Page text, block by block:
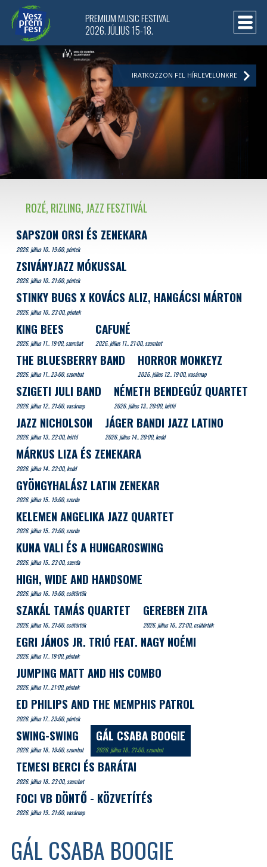
GÁL CSABA BOOGIE
ROZÉ, RIZLING, JAZZ FESZTIVÁL
SAPSZON ORSI ÉS ZENEKARA
2026. július 10.. 19:00, péntek
ZSIVÁNYJAZZ MÓKUSSAL
2026. július 10.. 21:00, péntek
STINKY BUGS X KOVÁCS ALIZ, HANGÁCSI MÁRTON
2026. július 10.. 23:00, péntek
KING BEES
2026. július 11.. 19:00, szombat
CAFUNÉ
2026. július 11.. 21:00, szombat
THE BLUESBERRY BAND
2026. július 11.. 23:00, szombat
HORROR MONKEYZ
2026. július 12.. 19:00, vasárnap
SZIGETI JULI BAND
2026. július 12.. 21:00, vasárnap
NÉMETH BENDEGÚZ QUARTET
2026. július 13.. 20:00, hétfő
JAZZ NICHOLSON
2026. július 13.. 22:00, hétfő
JÁGER BANDI JAZZ LATINO
2026. július 14.. 20:00, kedd
MÁRKUS LIZA ÉS ZENEKARA
2026. július 14.. 22:00, kedd
GYÖNGYHALÁSZ LATIN ZENEKAR
2026. július 15.. 19:00, szerda
KELEMEN ANGELIKA JAZZ QUARTET
2026. július 15.. 21:00, szerda
KUNA VALI ÉS A HUNGAROSWING
2026. július 15.. 23:00, szerda
HIGH, WIDE AND HANDSOME
2026. július 16.. 19:00, csütörtök
SZAKÁL TAMÁS QUARTET
2026. július 16.. 21:00, csütörtök
GEREBEN ZITA
2026. július 16.. 23:00, csütörtök
EGRI JÁNOS JR. TRIÓ FEAT. NAGY NOÉMI
2026. július 17.. 19:00, péntek
JUMPING MATT AND HIS COMBO
2026. július 17.. 21:00, péntek
ED PHILIPS AND THE MEMPHIS PATROL
2026. július 17.. 23:00, péntek
SWING-SWING
2026. július 18.. 19:00, szombat
GÁL CSABA BOOGIE
2026. július 18.. 21:00, szombat
TEMESI BERCI ÉS BARÁTAI
2026. július 18.. 23:00, szombat
FOCI VB DÖNTŐ - KÖZVETÍTÉS
2026. július 19.. 21:00, vasárnap
PREMIUM MUSIC FESTIVAL
2026. JÚLIUS 15-18.
IRATKOZZON FEL HÍRLEVELÜNKRE